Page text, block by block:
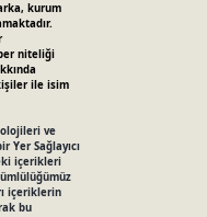
kurum
niteliği
ile isim
ve
Yer Sağlayıcı
içerikleri
içeriklerin
bu